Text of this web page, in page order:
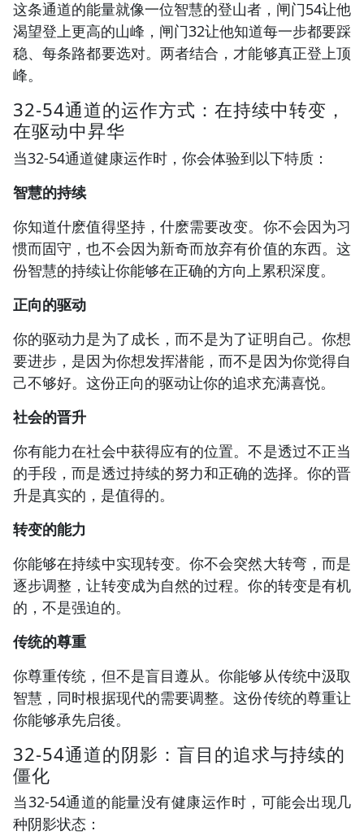
这条通道的能量就像一位智慧的登山者，闸门54让他
渴望登上更高的山峰，闸门32让他知道每一步都要踩
稳、每条路都要选对。两者结合，才能够真正登上顶
峰。
32-54通道的运作方式：在持续中转变，
在驱动中昇华
当32-54通道健康运作时，你会体验到以下特质：
智慧的持续
你知道什麽值得坚持，什麽需要改变。你不会因为习
惯而固守，也不会因为新奇而放弃有价值的东西。这
份智慧的持续让你能够在正确的方向上累积深度。
正向的驱动
你的驱动力是为了成长，而不是为了证明自己。你想
要进步，是因为你想发挥潜能，而不是因为你觉得自
己不够好。这份正向的驱动让你的追求充满喜悦。
社会的晋升
你有能力在社会中获得应有的位置。不是透过不正当
的手段，而是透过持续的努力和正确的选择。你的晋
升是真实的，是值得的。
转变的能力
你能够在持续中实现转变。你不会突然大转弯，而是
逐步调整，让转变成为自然的过程。你的转变是有机
的，不是强迫的。
传统的尊重
你尊重传统，但不是盲目遵从。你能够从传统中汲取
智慧，同时根据现代的需要调整。这份传统的尊重让
你能够承先启後。
32-54通道的阴影：盲目的追求与持续的
僵化
当32-54通道的能量没有健康运作时，可能会出现几
种阴影状态：